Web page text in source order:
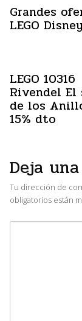
Grandes
LEGO
LEGO 10316
Rivendel El
de los
15% dto
Deja
Tu dirección de
obligatorios están